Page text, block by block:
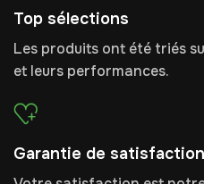
Top sélections
Les produits ont été triés
et leurs performances.
Garantie de satisfaction